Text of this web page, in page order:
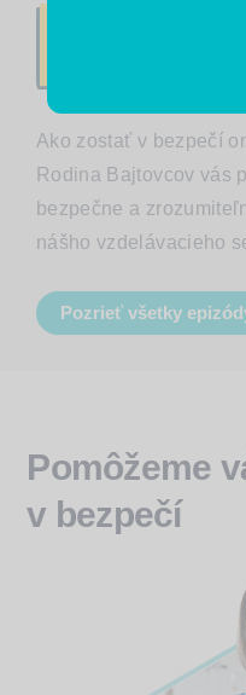
Ako zostať v bezpečí
Rodina Bajtovcov vás
bezpečne a
nášho vzdelávacieho
Pozrieť všetky
Pomôžeme
v bezpečí